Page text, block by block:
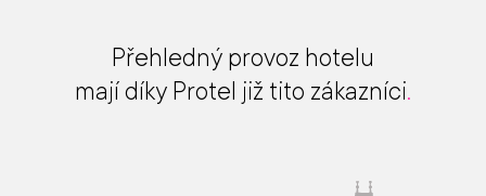
Přehledný provoz hotelu
mají díky Protel již tito zákazníci.